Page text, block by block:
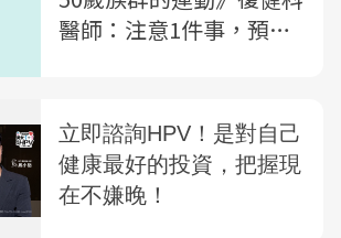
醫師：注意1件事，預防